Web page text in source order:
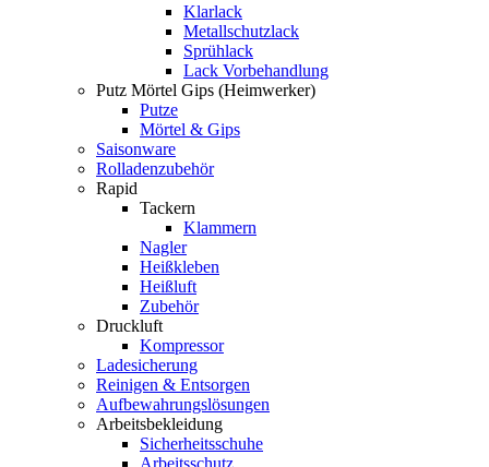
Klarlack
Metallschutzlack
Sprühlack
Lack Vorbehandlung
Putz Mörtel Gips (Heimwerker)
Putze
Mörtel & Gips
Saisonware
Rolladenzubehör
Rapid
Tackern
Klammern
Nagler
Heißkleben
Heißluft
Zubehör
Druckluft
Kompressor
Ladesicherung
Reinigen & Entsorgen
Aufbewahrungslösungen
Arbeitsbekleidung
Sicherheitsschuhe
Arbeitsschutz